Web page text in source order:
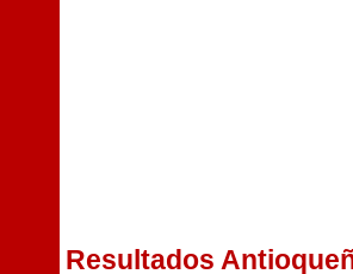
Resultados